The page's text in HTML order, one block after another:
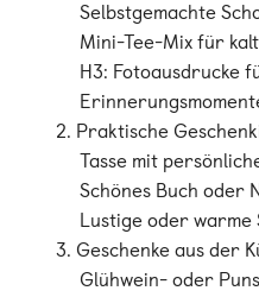
Selbstgemachte
Mini-Tee-Mix für
H3: Fotoausdrucke
2. Praktische
Tasse mit
Schönes Buch oder
Lustige oder warme
3. Geschenke aus der
Glühwein- oder